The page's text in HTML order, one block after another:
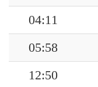
04:11
05:58
12:50